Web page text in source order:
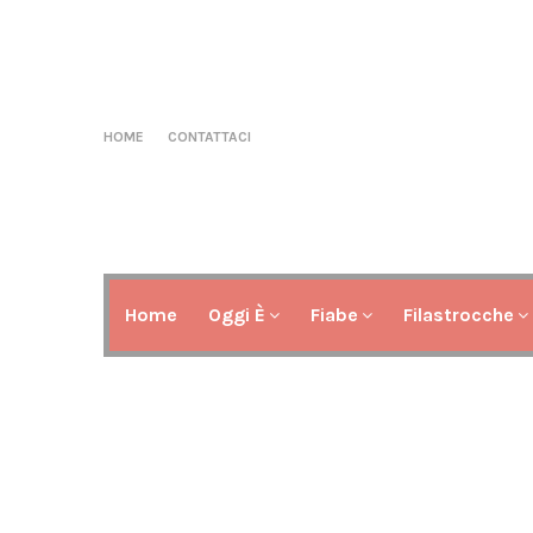
HOME CONTATTACI
Home Oggi È Fiabe Filastrocche